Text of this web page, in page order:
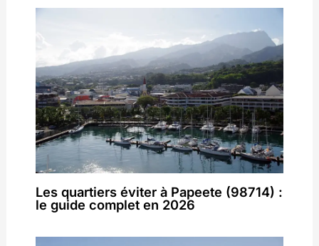
Les quartiers éviter à Papeete (98714) :
le guide complet en 2026